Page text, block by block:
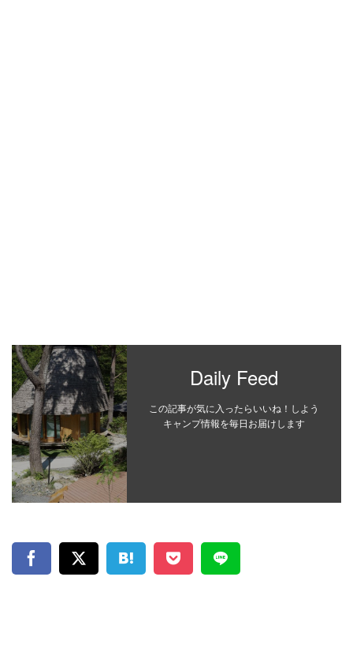
Daily Feed
この記事が気に入ったらいいね！しよう
キャンプ情報を毎日お届けします